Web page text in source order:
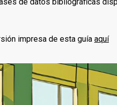
impresa de esta guía aquí